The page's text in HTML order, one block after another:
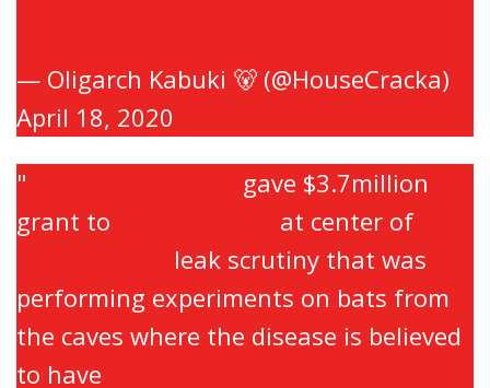
— Oligarch Kabuki 🐻 (@HouseCracka)
April 18, 2020
"
gave $3.7million
grant to
at center of
leak scrutiny that was
performing experiments on bats from
the caves where the disease is believed
to have